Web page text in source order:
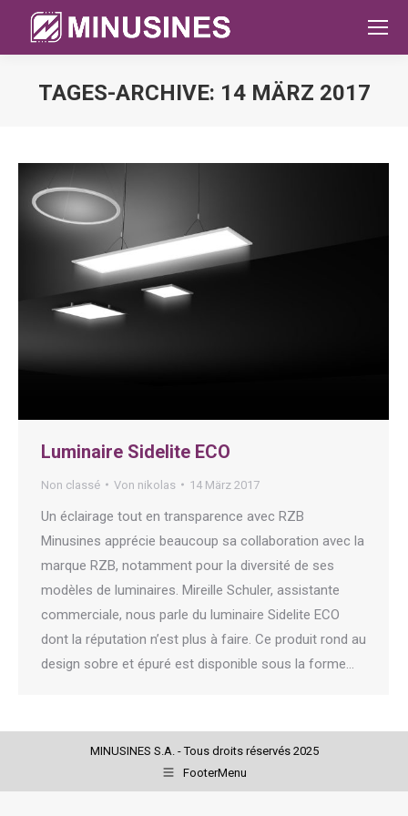
TAGES-ARCHIVE: 14 MÄRZ 2017
Luminaire Sidelite ECO
Non classé Von nikolas 14 März 2017
Un éclairage tout en transparence avec RZB
Minusines apprécie beaucoup sa collaboration avec la
marque RZB, notamment pour la diversité de ses
modèles de luminaires. Mireille Schuler, assistante
commerciale, nous parle du luminaire Sidelite ECO
dont la réputation n’est plus à faire. Ce produit rond au
design sobre et épuré est disponible sous la forme…
MINUSINES S.A. - Tous droits réservés 2025
FooterMenu